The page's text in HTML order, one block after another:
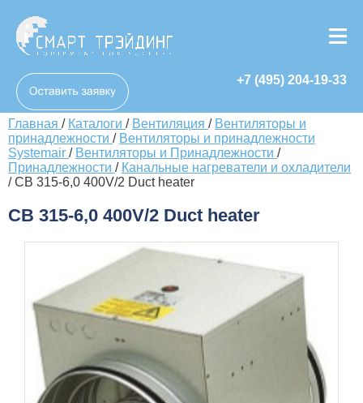
+7 (495) 204-19-33
Главная / Каталоги / Вентиляция / Вентиляторы и
принадлежности / Вентиляторы и принадлежности
Systemair / Вентиляторы и Принадлежности /
Принадлежности / Канальные нагреватели и охладители
/CB 315-6,0 400V/2 Duct heater
CB 315-6,0 400V/2 Duct heater